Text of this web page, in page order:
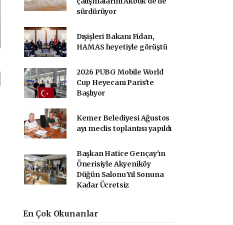
sürdürüyor
Dışişleri Bakanı Fidan,
HAMAS heyetiyle görüştü
2026 PUBG Mobile World
Cup Heyecanı Paris'te
Başlıyor
Kemer Belediyesi Ağustos
ayı meclis toplantısı yapıldı
Başkan Hatice Gençay'ın
Önerisiyle Akyeniköy
Düğün Salonu Yıl Sonuna
Kadar Ücretsiz
En Çok Okunanlar